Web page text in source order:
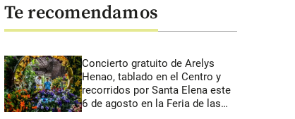
Te recomendamos
Concierto gratuito de Arelys
Henao, tablado en el Centro y
recorridos por Santa Elena este
6 de agosto en la Feria de las